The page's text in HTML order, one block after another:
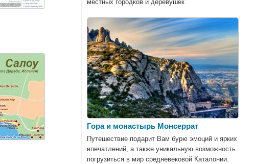
местных городков и деревушек
Гора и монастырь Монсеррат
Путешествие подарит Вам бурю эмоций и ярких
впечатлений, а также уникальную возможность
погрузиться в мир средневековой Каталонии.